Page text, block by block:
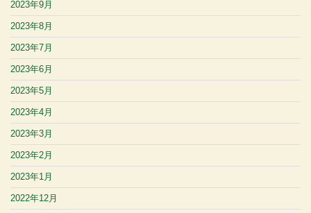
2023年9月
2023年8月
2023年7月
2023年6月
2023年5月
2023年4月
2023年3月
2023年2月
2023年1月
2022年12月